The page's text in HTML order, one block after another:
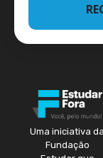
Uma iniciativa da
Fundação